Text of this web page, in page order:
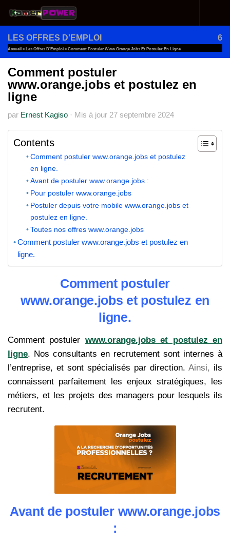
Au dessous du contenu
LES OFFRES D'EMPLOI 6
Accueil » Les Offres D'Emploi » Comment Postuler Www.orange.jobs Et Postulez En Ligne
Comment postuler
www.orange.jobs et postulez en
ligne
par Ernest Kagiso · Mis à jour 27 septembre 2024
Contents
Comment postuler www.orange.jobs et postulez
en ligne.
Avant de postuler www.orange.jobs :
Pour postuler www.orange.jobs
Postuler depuis votre mobile www.orange.jobs et
postulez en ligne.
Toutes nos offres www.orange.jobs
Comment postuler www.orange.jobs et postulez en
ligne.
Comment postuler
www.orange.jobs et postulez en
ligne.
Comment postuler www.orange.jobs et postulez en
ligne. Nos consultants en recrutement sont internes à
l’entreprise, et sont spécialisés par direction. Ainsi, ils
connaissent parfaitement les enjeux stratégiques, les
métiers, et les projets des managers pour lesquels ils
recrutent.
Avant de postuler www.orange.jobs
: